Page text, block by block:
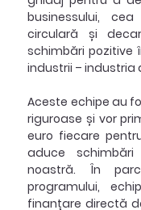
businessului,
circulară și
schimbări pozitive
industrii – industria
Aceste echipe au
riguroase și vor
euro fiecare
aduce
noastră. În
programului,
finanțare directă